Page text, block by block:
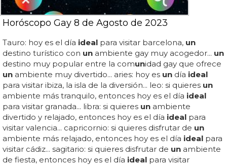
Horóscopo Gay 8 de Agosto de 2023
Tauro: hoy es el día ideal para visitar barcelona, un
destino turístico con un ambiente gay muy acogedor... un
destino muy popular entre la comunidad gay que ofrece
un ambiente muy divertido... aries: hoy es un día ideal
para visitar ibiza, la isla de la diversión... leo: si quieres un
ambiente más tranquilo, entonces hoy es el día ideal
para visitar granada... libra: si quieres un ambiente
divertido y relajado, entonces hoy es el día ideal para
visitar valencia... capricornio: si quieres disfrutar de un
ambiente más relajado, entonces hoy es el día ideal para
visitar cádiz... sagitario: si quieres disfrutar de un ambiente
de fiesta, entonces hoy es el día ideal para visitar